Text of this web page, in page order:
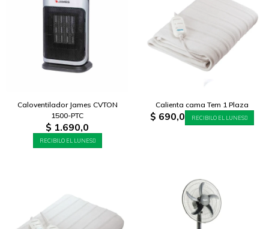
Caloventilador James CVTON
1500-PTC
$ 1.690,0
RECIBILO EL LUNES
Calienta cama Tem 1 Plaza
$ 690,0 RECIBILO EL LUNES